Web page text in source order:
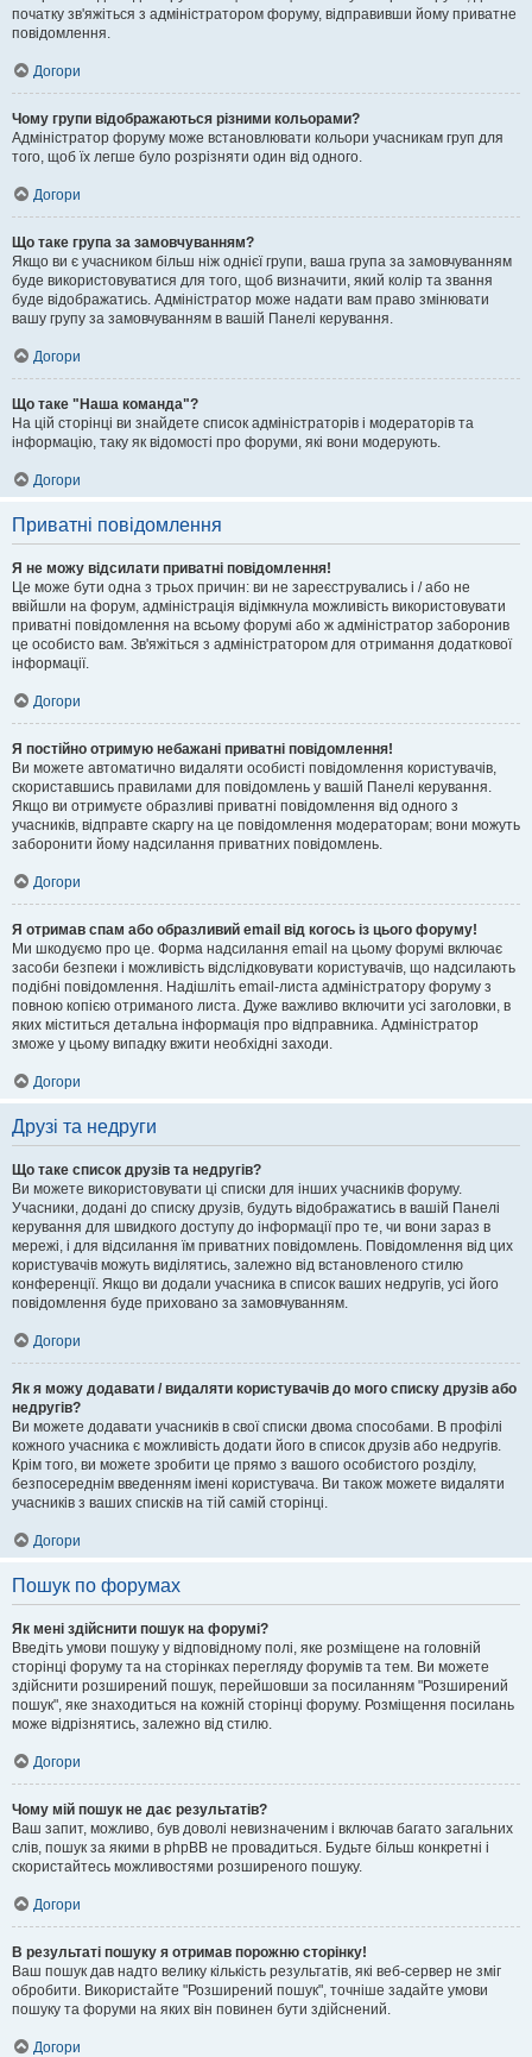
початку зв'яжіться з адміністратором форуму, відправивши йому приватне
повідомлення.
Догори
Чому групи відображаються різними кольорами?
Адміністратор форуму може встановлювати кольори учасникам груп для
того, щоб їх легше було розрізняти один від одного.
Догори
Що таке група за замовчуванням?
Якщо ви є учасником більш ніж однієї групи, ваша група за замовчуванням
буде використовуватися для того, щоб визначити, який колір та звання
буде відображатись. Адміністратор може надати вам право змінювати
вашу групу за замовчуванням в вашій Панелі керування.
Догори
Що таке "Наша команда"?
На цій сторінці ви знайдете список адміністраторів і модераторів та
інформацію, таку як відомості про форуми, які вони модерують.
Догори
Приватні повідомлення
Я не можу відсилати приватні повідомлення!
Це може бути одна з трьох причин: ви не зареєструвались і / або не
ввійшли на форум, адміністрація відімкнула можливість використовувати
приватні повідомлення на всьому форумі або ж адміністратор заборонив
це особисто вам. Зв'яжіться з адміністратором для отримання додаткової
інформації.
Догори
Я постійно отримую небажані приватні повідомлення!
Ви можете автоматично видаляти особисті повідомлення користувачів,
скориставшись правилами для повідомлень у вашій Панелі керування.
Якщо ви отримуєте образливі приватні повідомлення від одного з
учасників, відправте скаргу на це повідомлення модераторам; вони можуть
заборонити йому надсилання приватних повідомлень.
Догори
Я отримав спам або образливий email від когось із цього форуму!
Ми шкодуємо про це. Форма надсилання email на цьому форумі включає
засоби безпеки і можливість відслідковувати користувачів, що надсилають
подібні повідомлення. Надішліть email-листа адміністратору форуму з
повною копією отриманого листа. Дуже важливо включити усі заголовки, в
яких міститься детальна інформація про відправника. Адміністратор
зможе у цьому випадку вжити необхідні заходи.
Догори
Друзі та недруги
Що таке список друзів та недругів?
Ви можете використовувати ці списки для інших учасників форуму.
Учасники, додані до списку друзів, будуть відображатись в вашій Панелі
керування для швидкого доступу до інформації про те, чи вони зараз в
мережі, і для відсилання їм приватних повідомлень. Повідомлення від цих
користувачів можуть виділятись, залежно від встановленого стилю
конференції. Якщо ви додали учасника в список ваших недругів, усі його
повідомлення буде приховано за замовчуванням.
Догори
Як я можу додавати / видаляти користувачів до мого списку друзів або
недругів?
Ви можете додавати учасників в свої списки двома способами. В профілі
кожного учасника є можливість додати його в список друзів або недругів.
Крім того, ви можете зробити це прямо з вашого особистого розділу,
безпосереднім введенням імені користувача. Ви також можете видаляти
учасників з ваших списків на тій самій сторінці.
Догори
Пошук по форумах
Як мені здійснити пошук на форумі?
Введіть умови пошуку у відповідному полі, яке розміщене на головній
сторінці форуму та на сторінках перегляду форумів та тем. Ви можете
здійснити розширений пошук, перейшовши за посиланням "Розширений
пошук", яке знаходиться на кожній сторінці форуму. Розміщення посилань
може відрізнятись, залежно від стилю.
Догори
Чому мій пошук не дає результатів?
Ваш запит, можливо, був доволі невизначеним і включав багато загальних
слів, пошук за якими в phpBB не провадиться. Будьте більш конкретні і
скористайтесь можливостями розширеного пошуку.
Догори
В результаті пошуку я отримав порожню сторінку!
Ваш пошук дав надто велику кількість результатів, які веб-сервер не зміг
обробити. Використайте "Розширений пошук", точніше задайте умови
пошуку та форуми на яких він повинен бути здійснений.
Догори